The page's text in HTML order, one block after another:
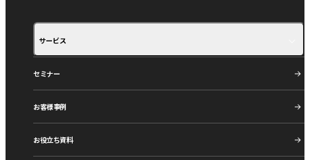
サービス
ご利用の流れ
セミナー
お客様事例
お役立ち資料